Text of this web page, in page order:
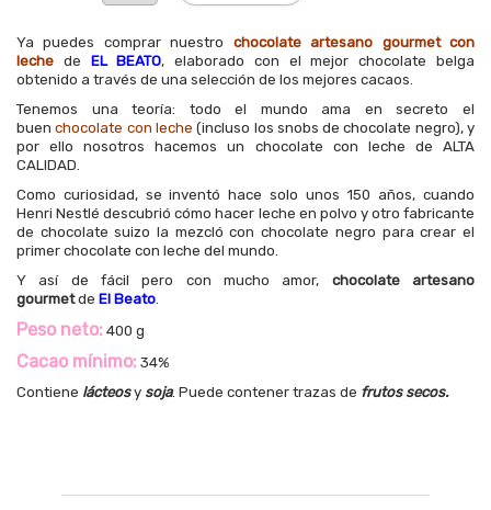
Ya puedes comprar nuestro chocolate artesano gourmet con
leche de EL BEATO, elaborado con el mejor chocolate belga
obtenido a través de una selección de los mejores cacaos.
Tenemos una teoría: todo el mundo ama en secreto el
buenchocolate con leche (incluso los snobs de chocolate negro), y
por ello nosotros hacemos un chocolate con leche de ALTA
CALIDAD.
Como curiosidad, se inventó hace solo unos 150 años, cuando
Henri Nestlé descubrió cómo hacer leche en polvo y otro fabricante
de chocolate suizo la mezcló con chocolate negro para crear el
primer chocolate con leche del mundo.
Y así de fácil pero con mucho amor, chocolate artesano
gourmetde El Beato.
Peso neto: 400 g
Cacao mínimo: 34%
Contiene lácteosy soja. Puede contener trazas de frutos secos.